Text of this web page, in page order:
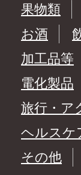
果物類
お酒
加工品等
電化製品
旅行・ア
ヘルスケ
その他